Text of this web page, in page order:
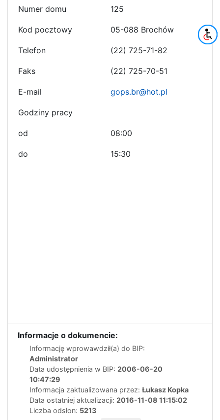
Numer domu 125
Kod pocztowy 05-088 Brochów
Telefon (22) 725-71-82
Faks (22) 725-70-51
E-mail gops.br@hot.pl
Godziny pracy
od 08:00
do 15:30
Informacje o dokumencie:
Informację wprowawdził(a) do BIP:
Administrator
Data udostępnienia w BIP: 2006-06-20
10:47:29
Informacja zaktualizowana przez: Łukasz Kopka
Data ostatniej aktualizacji: 2016-11-08 11:15:02
Liczba odsłon: 5213